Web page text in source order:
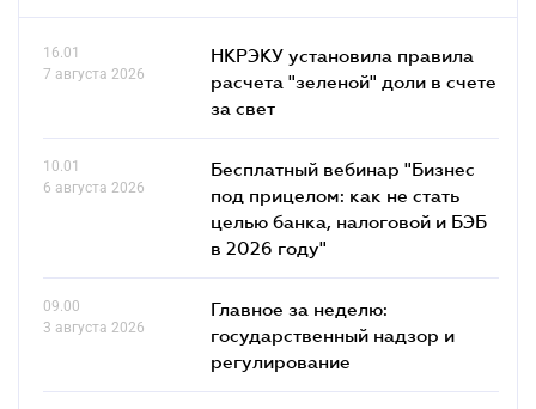
16.01
7 августа 2026
НКРЭКУ установила правила
расчета "зеленой" доли в счете
за свет
10.01
6 августа 2026
Бесплатный вебинар "Бизнес
под прицелом: как не стать
целью банка, налоговой и БЭБ
в 2026 году"
09.00
3 августа 2026
Главное за неделю:
государственный надзор и
регулирование